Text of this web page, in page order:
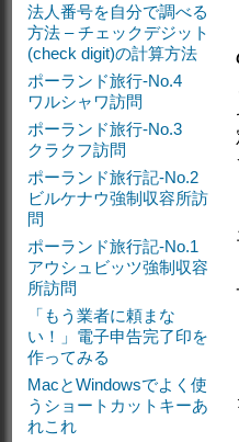
法人番号を自分で調べる
方法 – チェックデジット
(check digit)の計算方法
ポーランド旅行-No.4
ワルシャワ訪問
ポーランド旅行-No.3
クラクフ訪問
ポーランド旅行記-No.2
ビルケナウ強制収容所訪
問
ポーランド旅行記-No.1
アウシュビッツ強制収容
所訪問
「もう業者に頼まな
い！」電子申告完了印を
作ってみる
MacとWindowsでよく使
うショートカットキーあ
れこれ